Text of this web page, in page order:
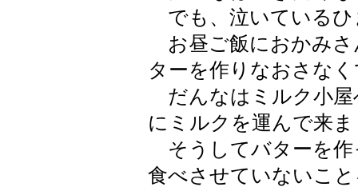
でも、泣いているひ
お昼ご飯におかみさ
ターを作りなおさな
だんなはミルク小屋
にミルクを運んで来
そうしてバターを作
食べさせていないこ